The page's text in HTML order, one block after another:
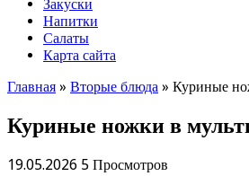
Закуски
Напитки
Салаты
Карта сайта
Главная » Вторые блюда » Куриные
Куриные ножки в
19.05.2026 5 Просмотров